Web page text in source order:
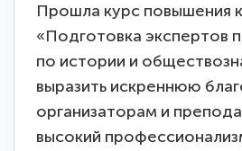
Прошла курс повышения
«Подготовка экспертов
по истории и
выразить искреннюю
организаторам и
высокий